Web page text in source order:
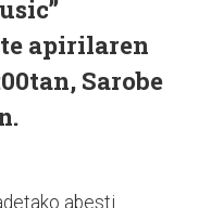
apirilaren
Sarobe
abesti